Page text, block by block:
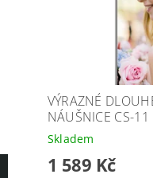
VÝRAZNÉ
NÁUŠNICE CS-11
Skladem
1 589 Kč